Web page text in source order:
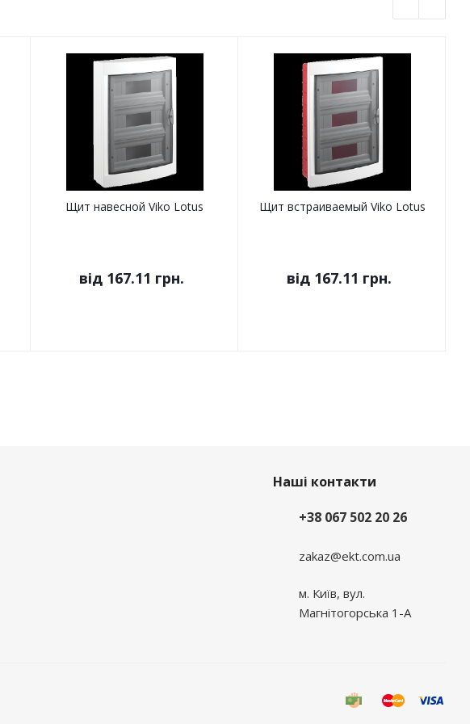
Щит навесной Viko Lotus
від 167.11 грн.
Щит встраиваемый Viko Lotus
від 167.11 грн.
Наші контакти
+38 067 502 20 26
zakaz@ekt.com.ua
м. Київ, вул.
Магнітогорська 1-А